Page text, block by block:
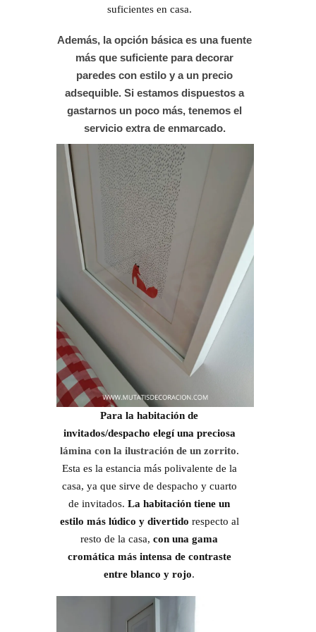
suficientes en casa.
Además, la opción básica es una fuente
más que suficiente para decorar
paredes con estilo y a un precio
adsequible. Si estamos dispuestos a
gastarnos un poco más, tenemos el
servicio extra de enmarcado.
Para la habitación de
invitados/despacho elegí una preciosa
lámina con la ilustración de un zorrito.
Esta es la estancia más polivalente de la
casa, ya que sirve de despacho y cuarto
de invitados. La habitación tiene un
estilo más lúdico y divertido respecto al
resto de la casa, con una gama
cromática más intensa de contraste
entre blanco y rojo.